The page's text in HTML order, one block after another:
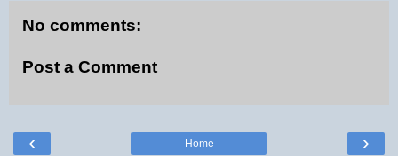
No comments:
Post a Comment
‹ ›
Home